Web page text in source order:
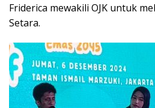
Friderica mewakili OJK untuk
Setara.